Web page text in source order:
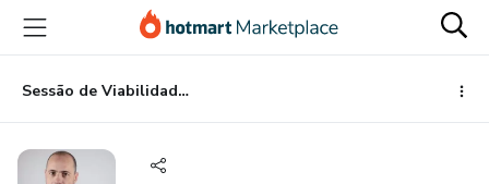
para
conteúdo
principal
para
pagamento
para
rodapé
Sessão de Viabilidade - Dr. Antonio J Fernandes